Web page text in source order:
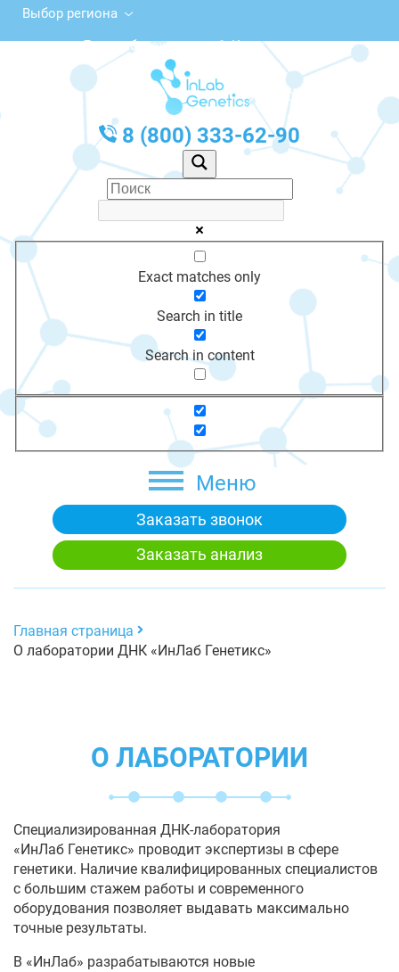
Выбор региона
Левонабережная ул., 1, Клин
с 10:00 до 20:00
График работы: Пн-Пт с 10:00 до 20:00
8 (800) 333-62-90
Exact matches only
Search in title
Search in content
Меню
Заказать звонок
Заказать анализ
Главная страница
О лаборатории ДНК «ИнЛаб Генетикс»
О ЛАБОРАТОРИИ
Специализированная ДНК-лаборатория
«ИнЛаб Генетикс» проводит экспертизы в сфере
генетики. Наличие квалифицированных специалистов
с большим стажем работы и современного
оборудования позволяет выдавать максимально
точные результаты.
В «ИнЛаб» разрабатываются новые